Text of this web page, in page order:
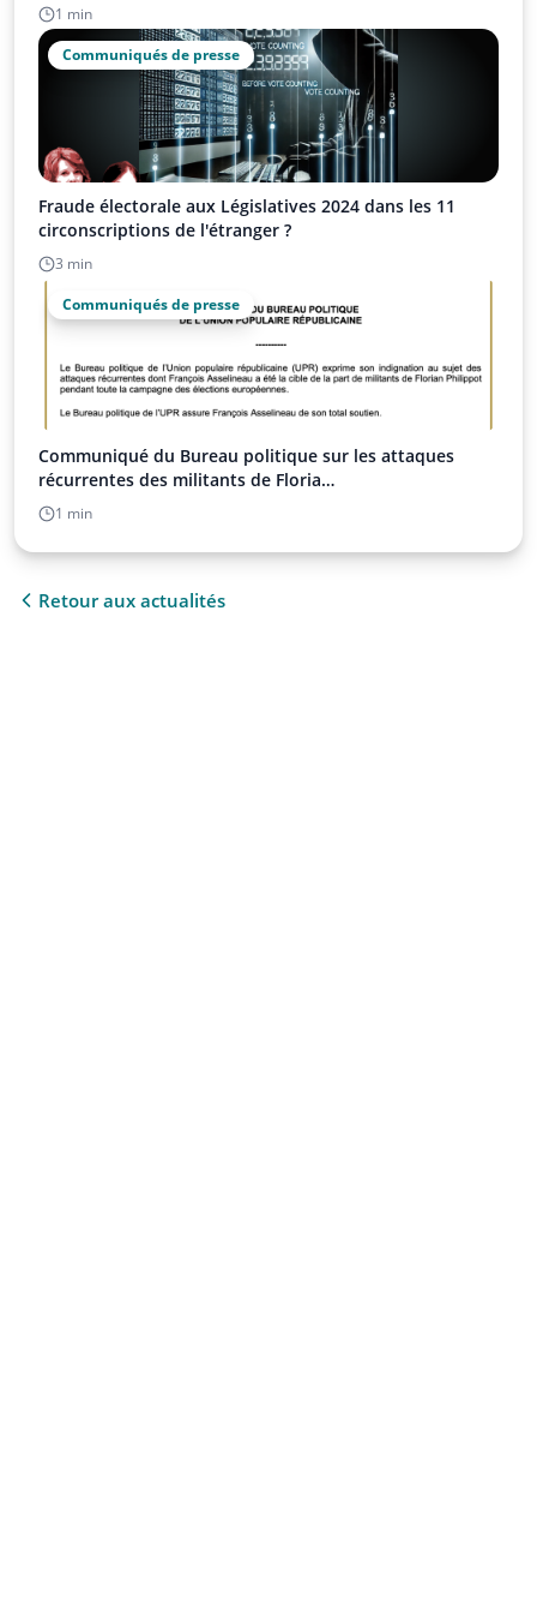
1 min
Communiqués de presse
Fraude électorale aux Législatives 2024 dans les 11
circonscriptions de l'étranger ?
3 min
Communiqués de presse
Communiqué du Bureau politique sur les attaques
récurrentes des militants de Floria…
1 min
Retour aux actualités